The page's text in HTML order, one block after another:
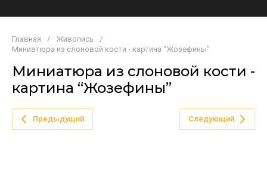
Главная / Живопись
/
Миниатюра из слоновой кости - картина “Жозефины”
Миниатюра из слоновой кости -
картина “Жозефины”
Предыдущий Следующий